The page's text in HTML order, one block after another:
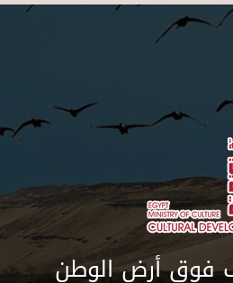
فوق أرض الوطن